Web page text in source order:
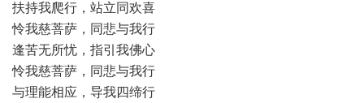
扶持我爬行，站立同欢喜
怜我慈菩萨，同悲与我行
逢苦无所忧，指引我佛心
怜我慈菩萨，同悲与我行
与理能相应，导我四缔行